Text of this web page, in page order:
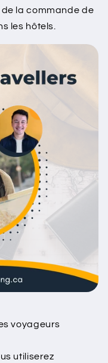
la commande de
les hôtels.
voyageurs
utiliserez